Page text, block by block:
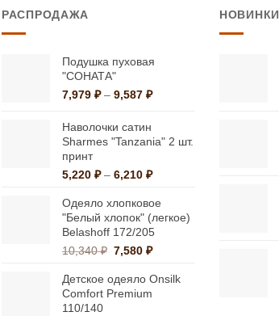
Опции
можно
выбрать
странице
РАСПРОДАЖА
Подушка пуховая
"СОНАТА"
7,979 ₽ – 9,587 ₽Диапазон
–
Наволочки сатин
Sharmes "Tanzania" 2 шт.
принт
5,220 ₽ – 6,210 ₽Диапазон
5,220 ₽
–
6,210 ₽
Одеяло хлопковое
"Белый хлопок" (легкое)
Belashoff 172/205
10,340₽ Первоначальная
составляла
10,340 ₽.
7,580₽Текущая
7,580 ₽.
Детское одеяло Onsilk
Comfort Premium
110/140
НОВИНКИ